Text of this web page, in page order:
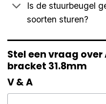
Is de stuurbeugel
soorten sturen?
Stel een vraag over
bracket 31.8mm
V & A